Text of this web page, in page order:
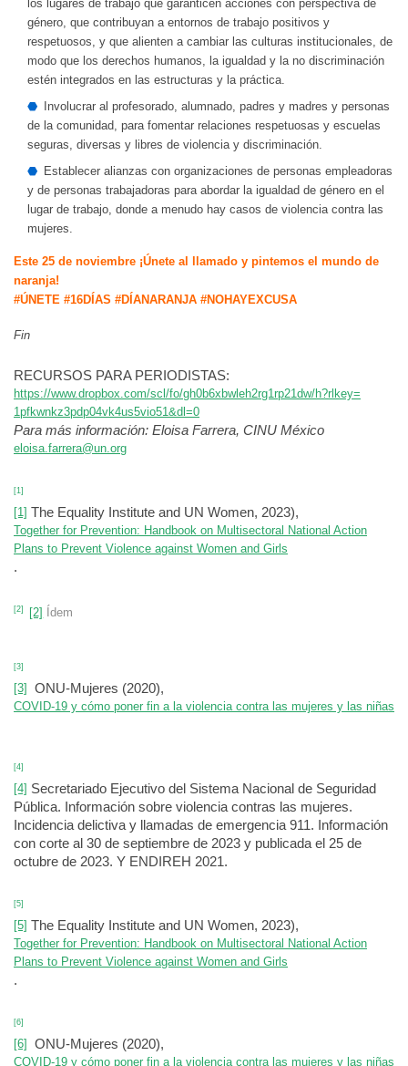
los lugares de trabajo que garanticen acciones con perspectiva de
género, que contribuyan a entornos de trabajo positivos y
respetuosos, y que alienten a cambiar las culturas institucionales, de
modo que los derechos humanos, la igualdad y la no discriminación
estén integrados en las estructuras y la práctica.
Involucrar al profesorado, alumnado, padres y madres y personas
de la comunidad, para fomentar relaciones respetuosas y escuelas
seguras, diversas y libres de violencia y discriminación.
Establecer alianzas con organizaciones de personas empleadoras
y de personas trabajadoras para abordar la igualdad de género en el
lugar de trabajo, donde a menudo hay casos de violencia contra las
mujeres.
Este 25 de noviembre ¡Únete al llamado y pintemos el mundo de
naranja!
#ÚNETE #16DÍAS #DÍANARANJA #NOHAYEXCUSA
Fin
RECURSOS PARA PERIODISTAS:
https://www.dropbox.com/scl/fo/gh0b6xbwleh2rg1rp21dw/h?rlkey=
1pfkwnkz3pdp04vk4us5vio51&dl=0
Para más información: Eloisa Farrera, CINU México
eloisa.farrera@un.org
[1]
[1] The Equality Institute and UN Women, 2023),
Together for Prevention: Handbook on Multisectoral National Action
Plans to Prevent Violence against Women and Girls
.
[2] [2] Ídem
[3]
[3] ONU-Mujeres (2020),
COVID-19 y cómo poner fin a la violencia contra las mujeres y las niñas
[4]
[4] Secretariado Ejecutivo del Sistema Nacional de Seguridad
Pública. Información sobre violencia contras las mujeres.
Incidencia delictiva y llamadas de emergencia 911. Información
con corte al 30 de septiembre de 2023 y publicada el 25 de
octubre de 2023. Y ENDIREH 2021.
[5]
[5] The Equality Institute and UN Women, 2023),
Together for Prevention: Handbook on Multisectoral National Action
Plans to Prevent Violence against Women and Girls
.
[6]
[6] ONU-Mujeres (2020),
COVID-19 y cómo poner fin a la violencia contra las mujeres y las niñas